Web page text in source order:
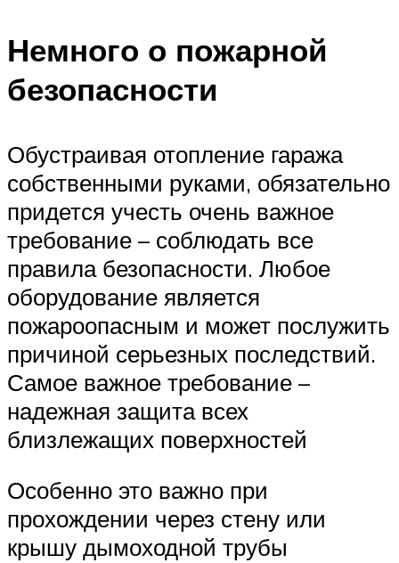
Немного о пожарной
безопасности
Обустраивая отопление гаража
собственными руками, обязательно
придется учесть очень важное
требование – соблюдать все
правила безопасности. Любое
оборудование является
пожароопасным и может послужить
причиной серьезных последствий.
Самое важное требование –
надежная защита всех
близлежащих поверхностей
Особенно это важно при
прохождении через стену или
крышу дымоходной трубы